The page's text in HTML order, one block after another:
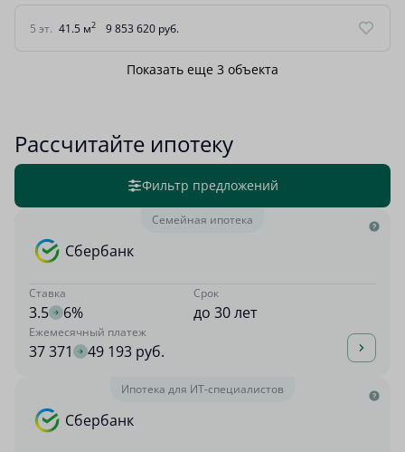
5 эт. 41.5 м2 9 853 620 руб.
Показать еще 3 объектa
Рассчитайте ипотеку
Фильтр предложений
Семейная ипотека
Сбербанк
Ставка
3.5 6%
Срок
до 30 лет
Ежемесячный платеж
37 371 49 193 руб.
Ипотека для ИТ-специалистов
Сбербанк